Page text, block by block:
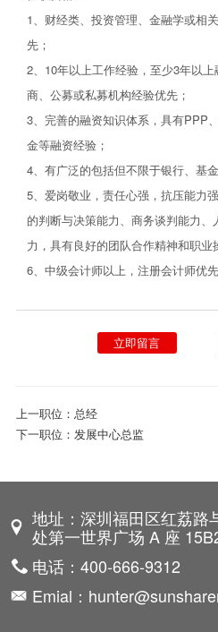
1、财经类、投资管理、金融学或相
先；
2、10年以上工作经验，至少3年以
商、公募或私募机构经验优先；
3、完善的融资知识体系，具有PPP
金等融资经验；
4、有广泛的包括但不限于银行、基
5、爱岗敬业，责任心强，抗压能力
的判断与决策能力、商务谈判能力
力，具有良好的团队合作精神和职业
6、中级会计师以上，注册会计师优先
立即留言
上一职位： 总经
下一职位： 发展中心总监
地址：深圳福田区红荔路
处第一世界广场 A 座
电话：400-666-9312
Emial：